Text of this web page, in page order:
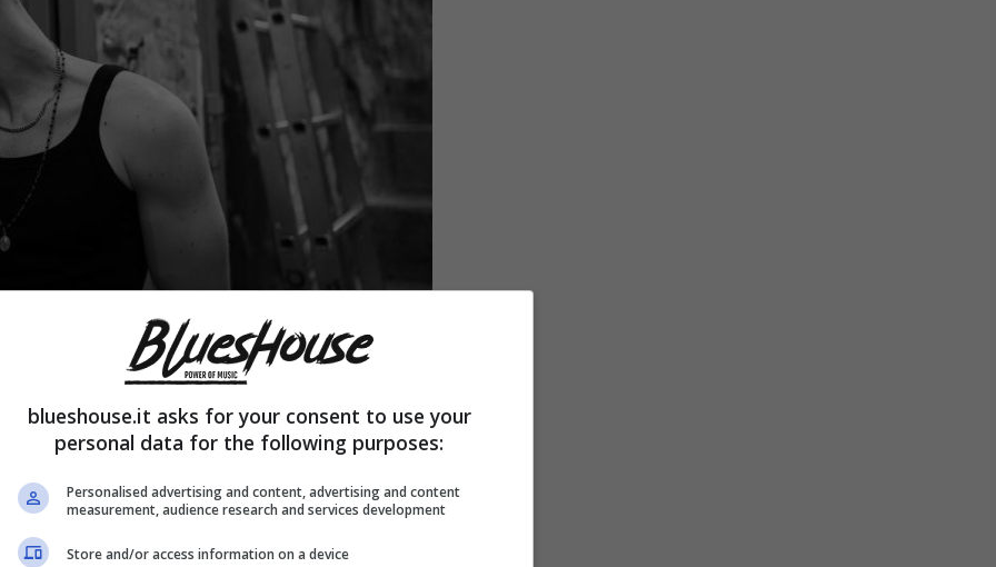
indiscusso. In “Mare Fuori” è
affrontando una metamorfosi importante.
a Pino, appunto, protagonista dall’inizio
a “OneMoreTime”.
blueshouse.it asks for your consent to use your
personal data for the following purposes:
Personalised advertising and content, advertising and content
measurement, audience research and services development
Store and/or access information on a device